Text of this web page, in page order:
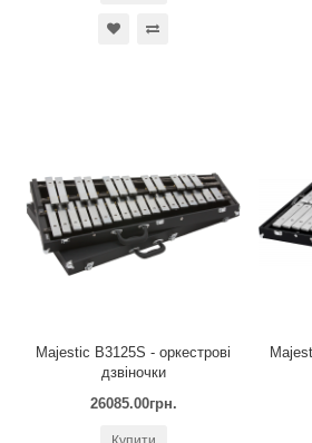
Majestic B3125S - оркестрові
дзвіночки
26085.00грн.